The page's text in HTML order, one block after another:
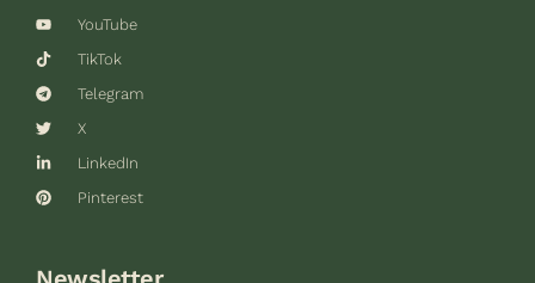
YouTube
TikTok
Telegram
X
LinkedIn
Pinterest